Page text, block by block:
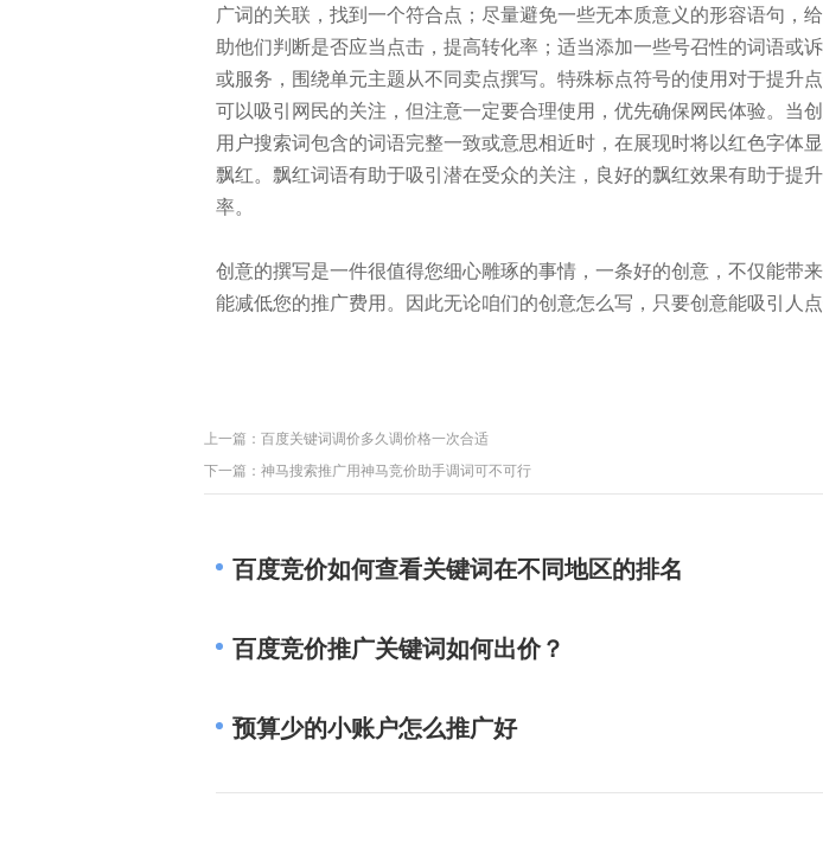
广词的关联，找到一个符合点；尽量避免一些无本质意义的形容语句，
助他们判断是否应当点击，提高转化率；适当添加一些号召性的词语或
或服务，围绕单元主题从不同卖点撰写。特殊标点符号的使用对于提升
可以吸引网民的关注，但注意一定要合理使用，优先确保网民体验。当
用户搜索词包含的词语完整一致或意思相近时，在展现时将以红色字体
飘红。飘红词语有助于吸引潜在受众的关注，良好的飘红效果有助于提
率。
创意的撰写是一件很值得您细心雕琢的事情，一条好的创意，不仅能带
能减低您的推广费用。因此无论咱们的创意怎么写，只要创意能吸引人
上一篇： 百度关键词调价多久调价格一次合适
下一篇： 神马搜索推广用神马竞价助手调词可不可行
百度竞价如何查看关键词在不同地区的排名
百度竞价推广关键词如何出价？
预算少的小账户怎么推广好